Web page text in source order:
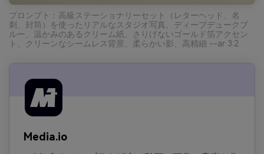
プロンプト：高級ステーショナリーセット（レターヘッド、名
刺、封筒）を使ったリアルなスタジオ写真、ディープデュークブ
ルー、温かみのあるクリーム紙、さりげないゴールド箔アクセン
ト、クリーンなシームレス背景、柔らかい影、高精細 --ar 3:2
Media.io